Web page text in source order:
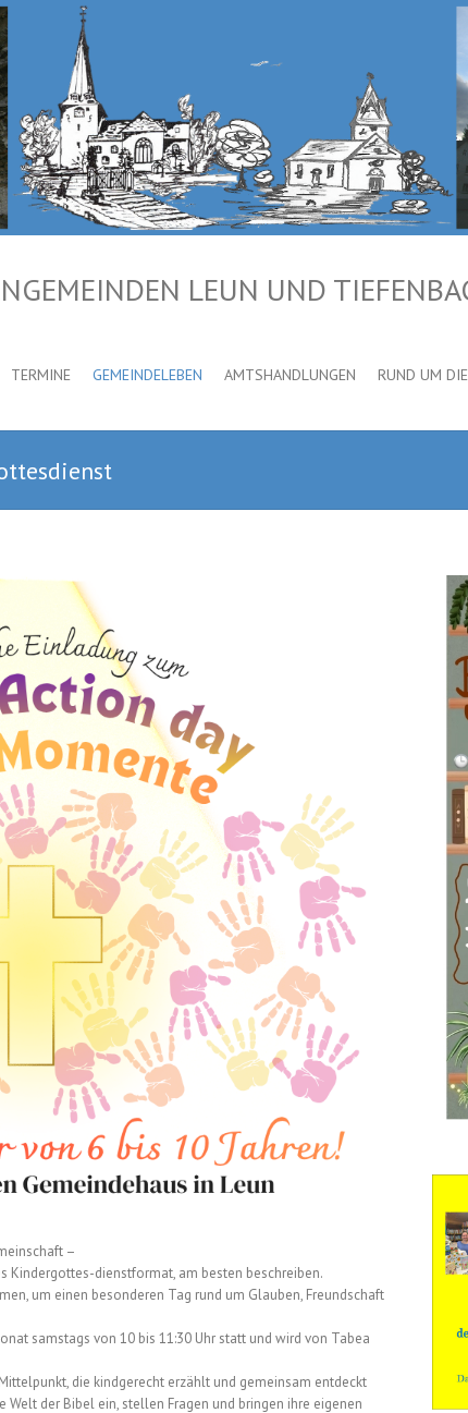
LEUN UND
TERMINE GEMEINDELEBEN AMTSHANDLUNGEN RUND UM
–
Kindergottes-dienstformat, am besten beschreiben.
um einen besonderen Tag rund um Glauben, Freundschaft
samstags von 10 bis 11:30 Uhr statt und wird von Tabea
die kindgerecht erzählt und gemeinsam entdeckt
der Bibel ein, stellen Fragen und bringen ihre eigenen